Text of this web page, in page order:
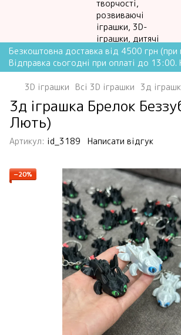
Безкоштовна доставка від 4500 грн (при
Відправка сьогодні при оплаті до 13:00.
3D іграшки Всі 3D іграшки 3д
3д іграшка Брелок
Лють)
Артикул: id_3189 Написати відгук
−20%